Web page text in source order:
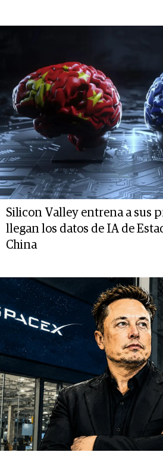
Silicon Valley entrena a sus
llegan los datos de IA de
China